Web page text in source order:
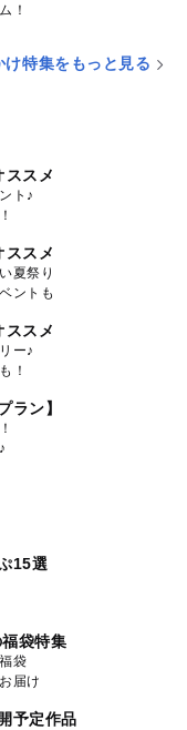
！
け特集をもっと見る
ススメ
ト♪
ススメ
夏祭り
ントも
ススメ
ー♪
！
ラン】
15選
袋特集
袋
届け
予定作品